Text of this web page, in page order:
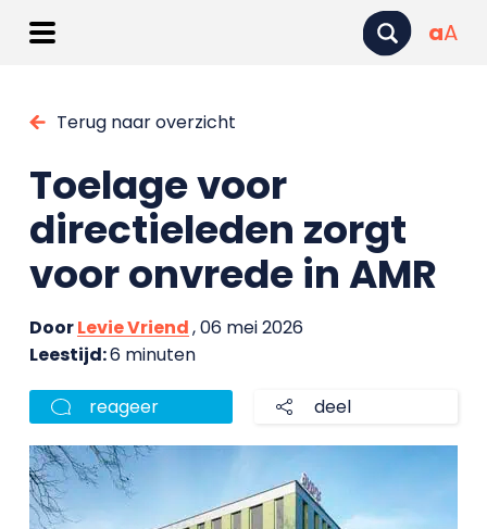
aA
Terug naar overzicht
Toelage voor
directieleden zorgt
voor onvrede in AMR
DoorLevie Vriend, 06 mei 2026
Leestijd:6 minuten
reageer deel